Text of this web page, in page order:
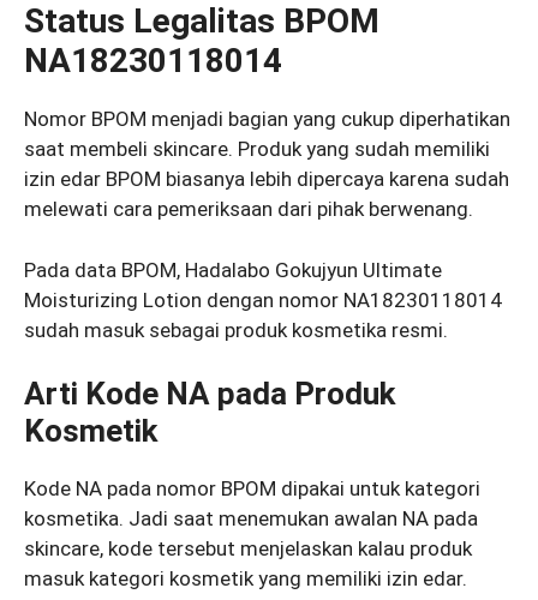
Status Legalitas BPOM
NA18230118014
Nomor BPOM menjadi bagian yang cukup diperhatikan
saat membeli skincare. Produk yang sudah memiliki
izin edar BPOM biasanya lebih dipercaya karena sudah
melewati cara pemeriksaan dari pihak berwenang.
Pada data BPOM, Hadalabo Gokujyun Ultimate
Moisturizing Lotion dengan nomor NA18230118014
sudah masuk sebagai produk kosmetika resmi.
Arti Kode NA pada Produk
Kosmetik
Kode NA pada nomor BPOM dipakai untuk kategori
kosmetika. Jadi saat menemukan awalan NA pada
skincare, kode tersebut menjelaskan kalau produk
masuk kategori kosmetik yang memiliki izin edar.